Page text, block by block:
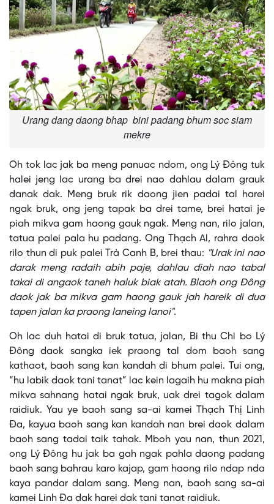
Urang dang daong bhap bini padang bhum soc siam
mekre
Oh tok lac jak ba meng panuac ndom, ong Lý Đông tuk
halei jeng lac urang ba drei nao dahlau dalam grauk
danak dak. Meng bruk rik daong jien padai tal harei
ngak bruk, ong jeng tapak ba drei tame, brei hatai je
piah mikva gam haong gauk ngak. Meng nan, rilo jalan,
tatua palei pala hu padang. Ong Thạch Al, rahra daok
rilo thun di puk palei Trà Canh B, brei thau: "Urak ini nao
darak meng radaih abih paje, dahlau diah nao tabal
takai di angaok taneh haluk biak atah. Blaoh ong Đông
daok jak ba mikva gam haong gauk jah hareik di dua
tapen jalan ka praong laneing lanoi".
Oh lac duh hatai di bruk tatua, jalan, Bi thu Chi bo Lý
Đông daok sangka iek praong tal dom baoh sang
kathaot, baoh sang kan kandah di bhum palei. Tui ong,
“hu labik daok tani tanat” lac kein lagaih hu makna piah
mikva sahnang hatai ngak bruk, uak drei tagok dalam
raidiuk. Yau ye baoh sang sa-ai kamei Thạch Thị Linh
Đa, kayua baoh sang kan kandah nan brei daok dalam
baoh sang tadai taik tahak. Mboh yau nan, thun 2021,
ong Lý Đông hu jak ba gah ngak pahla daong padang
baoh sang bahrau karo kajap, gam haong rilo ndap nda
kaya pandar dalam sang. Meng nan, baoh sang sa-ai
kamei Linh Đa dak harei dak tani tanat raidiuk.